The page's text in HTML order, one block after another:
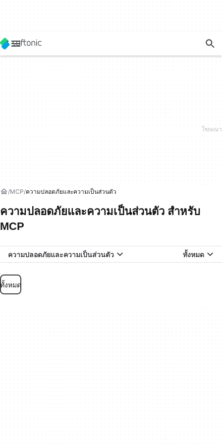
MCP ความปลอดภัยและความเป็นส่วนตัว
ความปลอดภัยและความเป็นส่วนตัว สำหรับ
MCP
ความปลอดภัยและความเป็นส่วนตัว ทั้งหมด
ทั้งหมด